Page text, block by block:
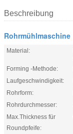
Beschreibung
Rohrmühlmaschine
Material:
Forming -Methode:
Laufgeschwindigkeit:
Rohrform:
Rohrdurchmesser:
Max.Thickness für
Roundpfeife: